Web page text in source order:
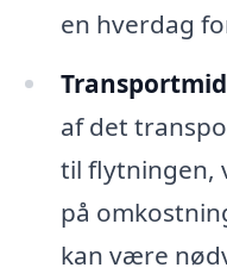
en hverdag
af det
til flytningen,
på
kan være